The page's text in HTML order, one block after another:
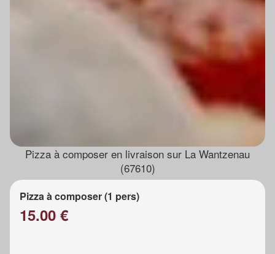
Pizza à composer en livraison sur La Wantzenau
(67610)
Pizza à composer (1 pers)
15.00 €